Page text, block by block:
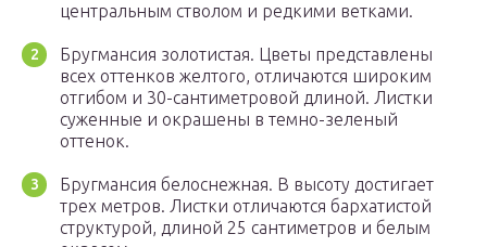
центральным стволом и редкими ветками.
Бругмансия золотистая. Цветы представлены
всех оттенков желтого, отличаются широким
отгибом и 30-сантиметровой длиной. Листки
суженные и окрашены в темно-зеленый
оттенок.
Бругмансия белоснежная. В высоту достигает
трех метров. Листки отличаются бархатистой
структурой, длиной 25 сантиметров и белым